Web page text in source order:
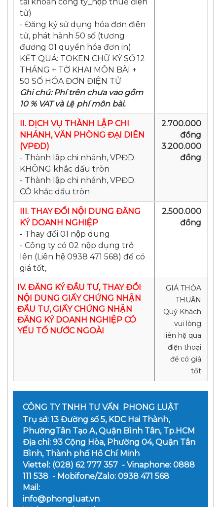
tử)
- Đăng ký sử dụng hóa đơn điện
tử, phát hành 50 số (tương
đương 01 quyển hóa đơn in)
KẾT QUẢ: TOKEN CHỮ KÝ SỐ 12
THÁNG + TỜ KHAI MÔN BÀI +
50 SỐ HÓA ĐƠN ĐIỆN TỬ
Ghi chú: Phí trên chưa vao gồm
10 % VAT và Lệ phí môn bài.
II. DỊCH VỤ THÀNH LẬP CHI
NHÁNH, VĂN PHÒNG ĐẠI DIÊN
(VPĐD)
- Thành lập chi nhánh, VPĐD.
KHÔNG khắc dấu tròn
- Thành lập chi nhánh, VPĐD.
CÓ khắc dấu tròn
2.700.000
đồng
3.200.000
đồng
III. THAY ĐỔI NỘI DUNG ĐĂNG
KÝ DOANH NGHIỆP
- Thay đổi 01 nộp dung
- Công ty có 02 nộp dụng trở
lên (Liên hệ 0938 471 568) để có
giá tốt,
2.500.000
đồng
IV. ĐĂNG KÝ ĐẦU TƯ, THAY ĐỔI
NỘI DUNG GIẤY CHỨNG NHẬN
ĐẦU TƯ, GIẤY CHỨNG NHẬN
ĐĂNG KÝ DOANH NGHIỆP CÓ
YẾU TỐ NƯỚC NGOÀI
GIÁ THỎA
THUẬN
Quý Khách
vui lòng
liên hệ qua
điện thoại
để có giá
tốt
CÔNG TY TNHH TƯ VẤN PHONG LUẬT
Trụ sở: 13 Đường số 5, KDC Hai Thành,
PhườngTân Tạo A, Quận Bình Tân, Tp.HCM
Địa chỉ: 93 Cộng Hòa, Phường 04, Quận Tân
Bình, Thành phố Hồ Chí Minh
Viettel: (028) 62 777 357 - Vinaphone: 0888
111 538 - Mobifone/Zalo: 0938 471 568
Mail:
info@phongluat.vn